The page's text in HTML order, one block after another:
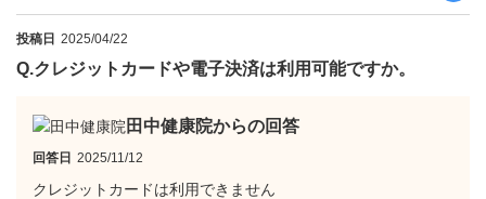
投稿日 2025/04/22
Q.クレジットカードや電子決済は利用可能ですか。
田中健康院からの回答
回答日 2025/11/12
クレジットカードは利用できません